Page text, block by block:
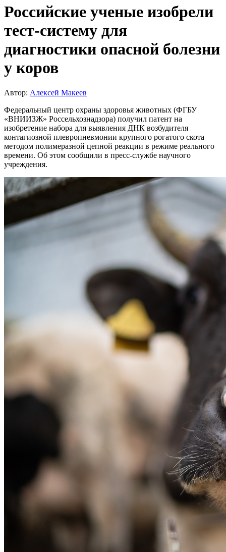
Российские ученые изобрели
тест-систему для
диагностики опасной болезни
у коров
Автор: Алексей Макеев
Федеральный центр охраны здоровья животных (ФГБУ
«ВНИИЗЖ» Россельхознадзора) получил патент на
изобретение набора для выявления ДНК возбудителя
контагиозной плевропневмонии крупного рогатого скота
методом полимеразной цепной реакции в режиме реального
времени. Об этом сообщили в пресс-службе научного
учреждения.